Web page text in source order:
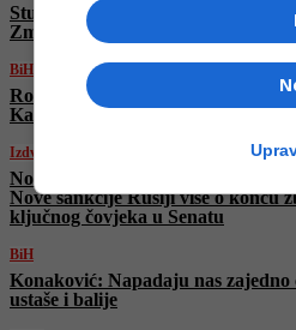
Studenti predstavili veliko
Zmajeva potpisao za Bosnu!
BiH
Rok za izricanje presude Dodiku
Kada će Sud saopštiti svoju odluku
Izdvojeno
Nož u leđa i velika glavobolja za
Nove sankcije Rusiji vise o koncu
ključnog čovjeka u Senatu
BiH
Konaković: Napadaju nas zajedno
ustaše i balije